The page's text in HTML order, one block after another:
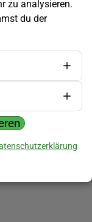
zu analysieren.
du der